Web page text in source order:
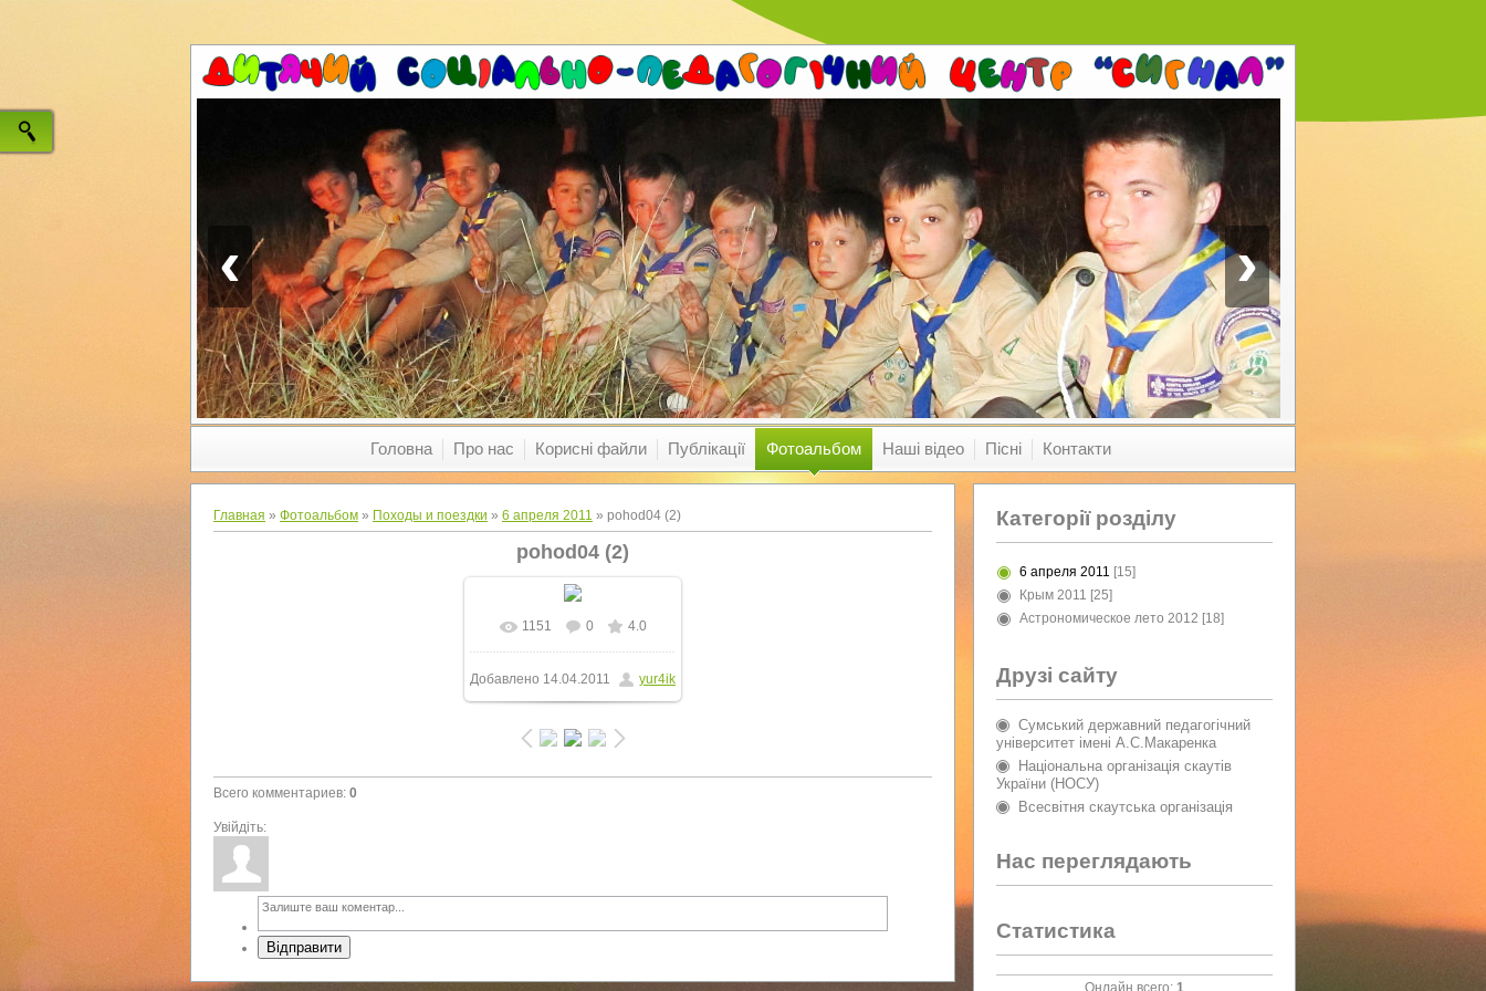
›
‹
Головна Про нас Корисні файли Публікації Фотоальбом Наші відео Пісні Контакти
Главная » Фотоальбом » Походы и поездки » 6 апреля 2011 » pohod04 (2)
pohod04 (2)
В реальном размере
1000x750/ 298.3Kb
1151 0 4.0
Добавлено 14.04.2011 yur4ik
Всего комментариев: 0
Увійдіть:
Відправити
Категорії розділу
6 апреля 2011 [15]
Крым 2011 [25]
Астрономическое лето 2012 [18]
Друзі сайту
Сумський державний педагогічний
університет імені А.С.Макаренка
Національна організація скаутів
України (НОСУ)
Всесвітня скаутська організація
Нас переглядають
Статистика
Онлайн всего: 1